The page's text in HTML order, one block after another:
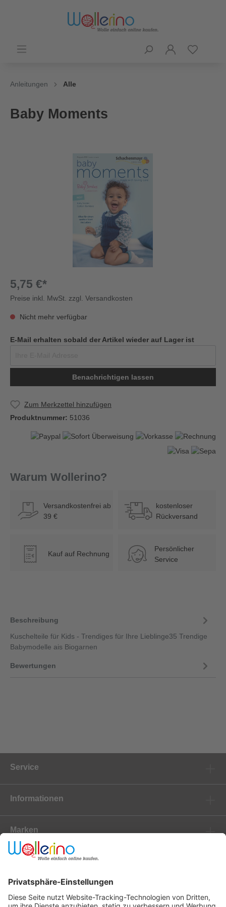
Anleitungen Alle
Baby Moments
5,75 €*
Preise inkl. MwSt. zzgl. Versandkosten
Nicht mehr verfügbar
E-Mail erhalten sobald der Artikel wieder auf Lager ist
Benachrichtigen lassen
Zum Merkzettel hinzufügen
Produktnummer: 51036
Warum Wollerino?
Versandkostenfrei ab
39 €
kostenloser
Rückversand
€ Kauf auf Rechnung
Persönlicher
Service
Beschreibung
Kuschelteile für Kids - Trendiges für Ihre Lieblinge35 Trendige
Babymodelle ais Biogarnen
Bewertungen
Service
Informationen
Marken
Newsletter